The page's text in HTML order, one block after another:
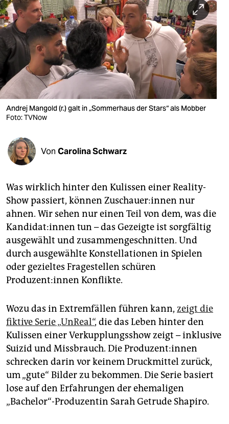
sport
berlin
nord
wahrheit
verlag
verlag
veranstaltungen
shop
unterstützen
abo
genossenschaft
epaper login
Andrej Mangold (r.) galt in „Sommerhaus der Stars“ als Mobber
Foto: TVNow
Von Carolina Schwarz
Was wirklich hinter den Kulissen einer Reality-
Show passiert, können Zuschauer:innen nur
ahnen. Wir sehen nur einen Teil von dem, was die
Kandidat:innen tun – das Gezeigte ist sorgfältig
ausgewählt und zusammengeschnitten. Und
durch ausgewählte Konstellationen in Spielen
oder gezieltes Fragestellen schüren
Produzent:innen Konflikte.
Wozu das in Extremfällen führen kann, zeigt die
fiktive Serie „UnReal“, die das Leben hinter den
Kulissen einer Verkupplungsshow zeigt – inklusive
Suizid und Missbrauch. Die Produzent:innen
schrecken darin vor keinem Druckmittel zurück,
um „gute“ Bilder zu bekommen. Die Serie basiert
lose auf den Erfahrungen der ehemaligen
„Bachelor“-Produzentin Sarah Getrude Shapiro.